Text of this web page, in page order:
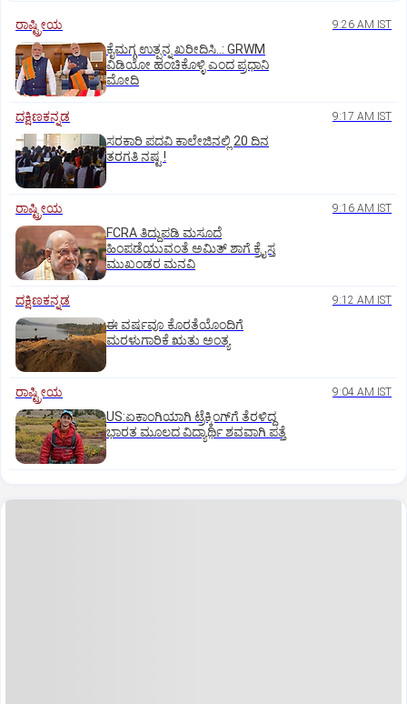
ರಾಷ್ಟ್ರೀಯ 9:26 AM IST
ಕೈಮಗ್ಗ ಉತ್ಪನ್ನ ಖರೀದಿಸಿ..: GRWM
ವಿಡಿಯೋ ಹಂಚಿಕೊಳ್ಳಿ ಎಂದ ಪ್ರಧಾನಿ
ಮೋದಿ
ದಕ್ಷಿಣಕನ್ನಡ 9:17 AM IST
ಸರಕಾರಿ ಪದವಿ ಕಾಲೇಜಿನಲ್ಲಿ 20 ದಿನ
ತರಗತಿ ನಷ್ಟ !
ರಾಷ್ಟ್ರೀಯ 9:16 AM IST
FCRA ತಿದ್ದುಪಡಿ ಮಸೂದೆ
ಹಿಂಪಡೆಯುವಂತೆ ಅಮಿತ್‌ ಶಾಗೆ ಕ್ರೈಸ್ತ
ಮುಖಂಡರ ಮನವಿ
ದಕ್ಷಿಣಕನ್ನಡ 9:12 AM IST
ಈ ವರ್ಷವೂ ಕೊರತೆಯೊಂದಿಗೆ
ಮರಳುಗಾರಿಕೆ ಋತು ಅಂತ್ಯ
ರಾಷ್ಟ್ರೀಯ 9:04 AM IST
US:ಏಕಾಂಗಿಯಾಗಿ ಟ್ರೆಕ್ಕಿಂಗ್‌ಗೆ ತೆರಳಿದ್ದ
ಭಾರತ ಮೂಲದ ವಿದ್ಯಾರ್ಥಿ ಶವವಾಗಿ ಪತ್ತೆ